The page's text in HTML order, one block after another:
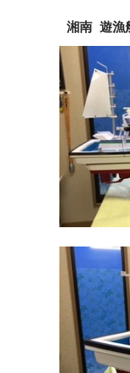
湘南 遊漁